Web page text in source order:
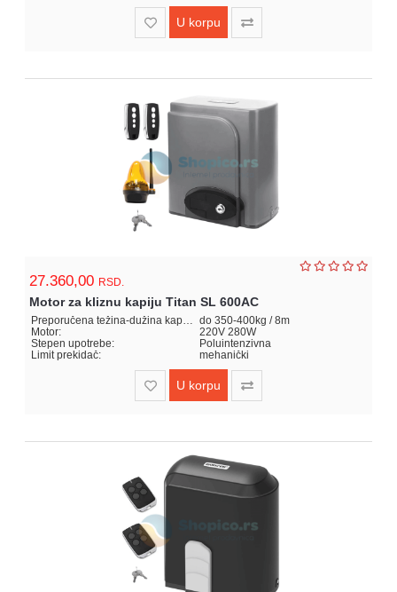
U korpu
27.360,00 RSD.
Motor za kliznu kapiju Titan SL 600AC
Preporučena težina-dužina kapije: do 350-400kg / 8m
Motor:
220V 280W
Stepen upotrebe:
Poluintenzivna
Limit prekidač:
mehanički
U korpu